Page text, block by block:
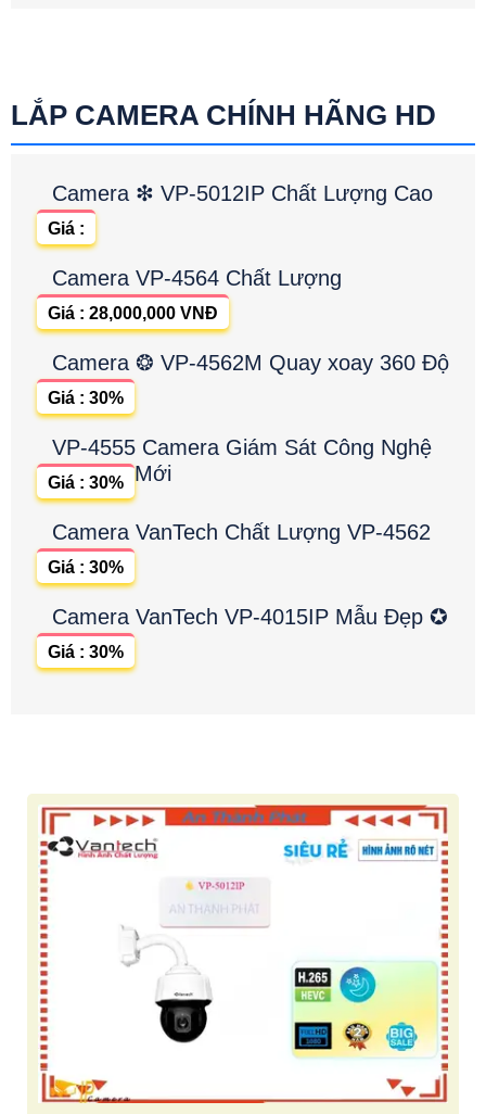
LẮP CAMERA CHÍNH HÃNG HD
Camera ❇ VP-5012IP Chất Lượng Cao
Giá :
Camera VP-4564 Chất Lượng
Giá : 28,000,000 VNĐ
Camera ❂ VP-4562M Quay xoay 360 Độ
Giá : 30%
VP-4555 Camera Giám Sát Công Nghệ
Mới
Giá : 30%
Camera VanTech Chất Lượng VP-4562
Giá : 30%
Camera VanTech VP-4015IP Mẫu Đẹp ✪
Giá : 30%